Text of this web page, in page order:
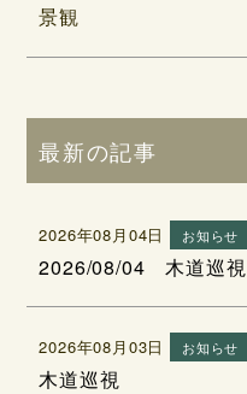
景観
最新の記事
2026年08月04日 お知らせ
2026/08/04 木道巡視
2026年08月03日 お知らせ
木道巡視